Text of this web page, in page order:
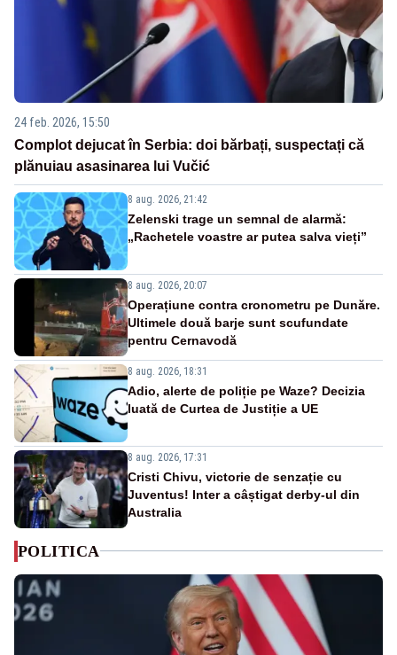
24 feb. 2026, 15:50
Complot dejucat în Serbia: doi bărbați, suspectați că
plănuiau asasinarea lui Vučić
8 aug. 2026, 21:42
Zelenski trage un semnal de alarmă:
„Rachetele voastre ar putea salva vieți”
8 aug. 2026, 20:07
Operațiune contra cronometru pe Dunăre.
Ultimele două barje sunt scufundate
pentru Cernavodă
8 aug. 2026, 18:31
Adio, alerte de poliție pe Waze? Decizia
luată de Curtea de Justiție a UE
8 aug. 2026, 17:31
Cristi Chivu, victorie de senzație cu
Juventus! Inter a câștigat derby-ul din
Australia
POLITICA